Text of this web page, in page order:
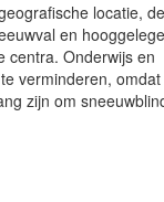
locatie, de
en
centra. Onderwijs en
verminderen, omdat
zijn om